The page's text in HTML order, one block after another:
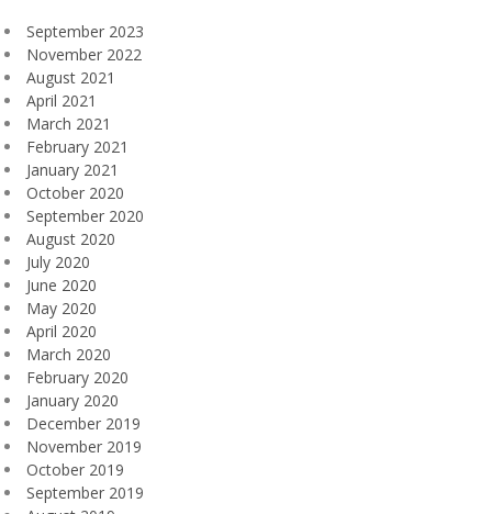
September 2023
November 2022
August 2021
April 2021
March 2021
February 2021
January 2021
October 2020
September 2020
August 2020
July 2020
June 2020
May 2020
April 2020
March 2020
February 2020
January 2020
December 2019
November 2019
October 2019
September 2019